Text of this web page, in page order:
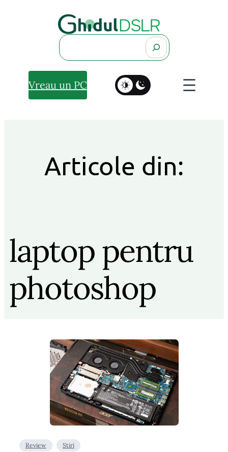
Search
Vreau un PC
Articole din:
laptop pentru
photoshop
Review Stiri